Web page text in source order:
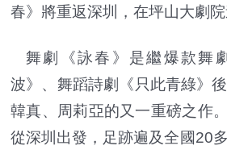
春》將重返深圳，在坪山大劇院
舞劇《詠春》是繼爆款舞
波》、舞蹈詩劇《只此青綠》
韓真、周莉亞的又一重磅之作
從深圳出發，足跡遍及全國20